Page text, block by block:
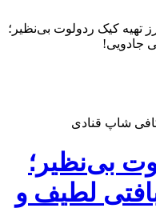
تهیه کیک ردولوت بی‌نظیر؛
جادویی!
بی‌نظیر؛
لطیف و